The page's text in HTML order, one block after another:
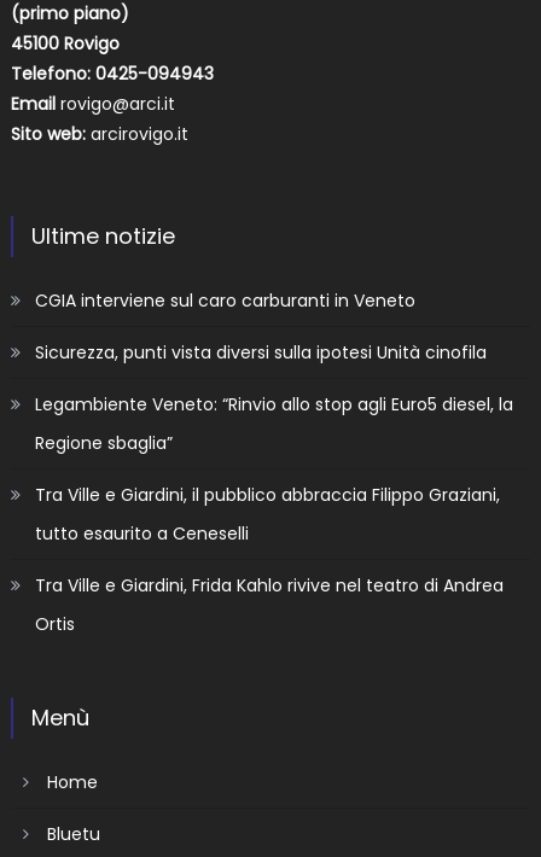
(primo piano)
45100 Rovigo
Telefono: 0425-094943
Email rovigo@arci.it
Sito web: arcirovigo.it
Ultime notizie
CGIA interviene sul caro carburanti in Veneto
Sicurezza, punti vista diversi sulla ipotesi Unità cinofila
Legambiente Veneto: “Rinvio allo stop agli Euro5 diesel, la
Regione sbaglia”
Tra Ville e Giardini, il pubblico abbraccia Filippo Graziani,
tutto esaurito a Ceneselli
Tra Ville e Giardini, Frida Kahlo rivive nel teatro di Andrea
Ortis
Menù
Home
Bluetu